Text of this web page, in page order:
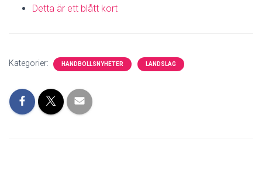
Detta är ett blått kort
Kategorier: HANDBOLLSNYHETER LANDSLAG